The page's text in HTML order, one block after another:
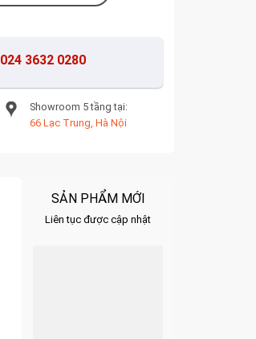
024 3632 0280
Showroom 5 tầng tại:
66 Lạc Trung, Hà Nội
SẢN PHẨM MỚI
Liên tục được cập nhật